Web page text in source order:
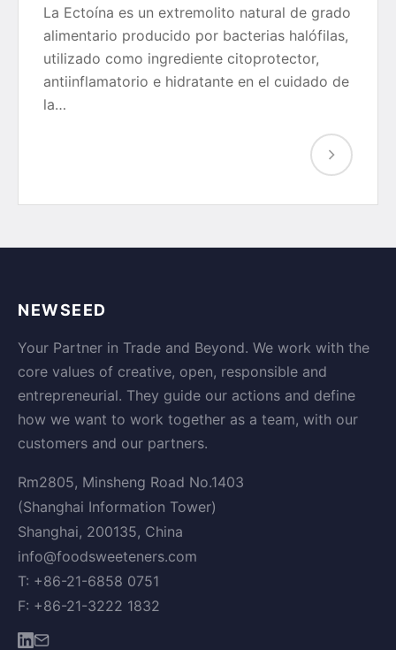
La Ectoína es un extremolito natural de grado
alimentario producido por bacterias halófilas,
utilizado como ingrediente citoprotector,
antiinflamatorio e hidratante en el cuidado de
la…
NEWSEED
Your Partner in Trade and Beyond. We work with the
core values of creative, open, responsible and
entrepreneurial. They guide our actions and define
how we want to work together as a team, with our
customers and our partners.
Rm2805, Minsheng Road No.1403
(Shanghai Information Tower)
Shanghai, 200135, China
info@foodsweeteners.com
T: +86-21-6858 0751
F: +86-21-3222 1832